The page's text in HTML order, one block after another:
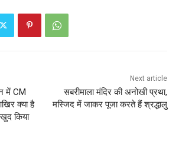
में CM
क्या है
किया
Next article
सबरीमाला मंदिर की अनोखी प्रथा,
मस्जिद में जाकर पूजा करते हैं श्रद्धालु